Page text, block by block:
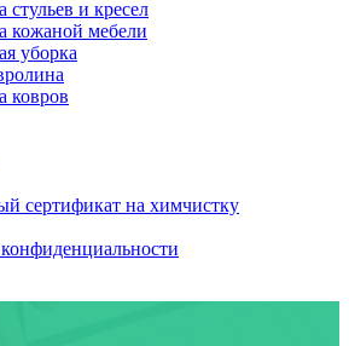
стульев и кресел
кожаной мебели
уборка
ковров
сертификат на химчистку